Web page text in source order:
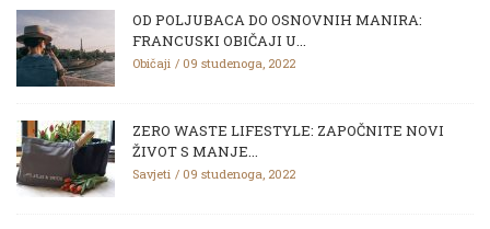
OD POLJUBACA DO OSNOVNIH MANIRA:
FRANCUSKI OBIČAJI U...
Običaji 09 studenoga, 2022
ZERO WASTE LIFESTYLE: ZAPOČNITE NOVI
ŽIVOT S MANJE...
Savjeti 09 studenoga, 2022